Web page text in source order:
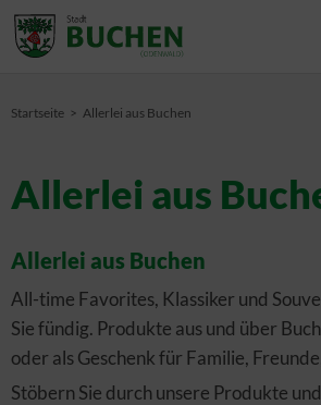
Startseite Allerlei aus Buchen
Allerlei aus
Allerlei aus Buchen
All-time Favorites, Klassiker und
Sie fündig. Produkte aus und über
oder als Geschenk für Familie,
Stöbern Sie durch unsere Produkte